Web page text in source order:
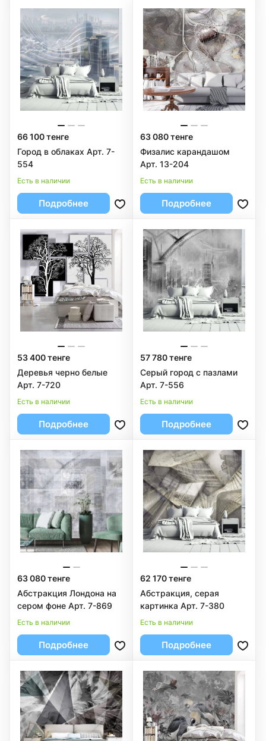
66 100 тенге
Город в облаках Арт. 7-
554
Есть в наличии
Подробнее
63 080 тенге
Физалис карандашом
Арт. 13-204
Есть в наличии
Подробнее
53 400 тенге
Деревья черно белые
Арт. 7-720
Есть в наличии
Подробнее
57 780 тенге
Серый город с пазлами
Арт. 7-556
Есть в наличии
Подробнее
63 080 тенге
Абстракция Лондона на
сером фоне Арт. 7-869
Есть в наличии
Подробнее
62 170 тенге
Абстракция, серая
картинка Арт. 7-380
Есть в наличии
Подробнее